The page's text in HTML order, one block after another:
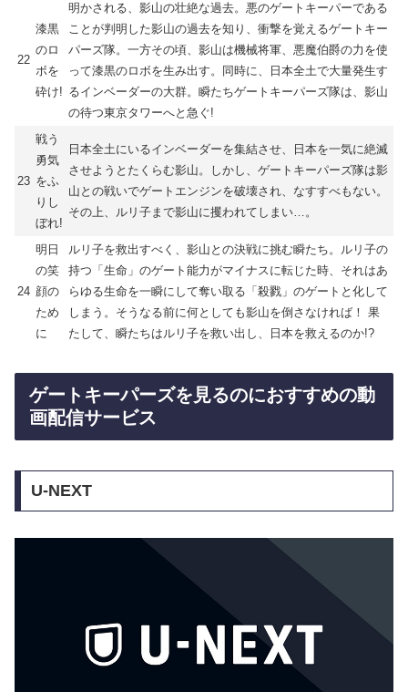
22
漆黒
のロ
ボを
砕け!
明かされる、影山の壮絶な過去。悪のゲートキーパーである
ことが判明した影山の過去を知り、衝撃を覚えるゲートキー
パーズ隊。一方その頃、影山は機械将軍、悪魔伯爵の力を使
って漆黒のロボを生み出す。同時に、日本全土で大量発生す
るインベーダーの大群。瞬たちゲートキーパーズ隊は、影山
の待つ東京タワーへと急ぐ!
23
戦う
勇気
をふ
りし
ぼれ!
日本全土にいるインベーダーを集結させ、日本を一気に絶滅
させようとたくらむ影山。しかし、ゲートキーパーズ隊は影
山との戦いでゲートエンジンを破壊され、なすすべもない。
その上、ルリ子まで影山に攫われてしまい…。
24
明日
の笑
顔の
ため
に
ルリ子を救出すべく、影山との決戦に挑む瞬たち。ルリ子の
持つ「生命」のゲート能力がマイナスに転じた時、それはあ
らゆる生命を一瞬にして奪い取る「殺戮」のゲートと化して
しまう。そうなる前に何としても影山を倒さなければ！ 果
たして、瞬たちはルリ子を救い出し、日本を救えるのか!?
ゲートキーパーズを見るのにおすすめの動
画配信サービス
U-NEXT